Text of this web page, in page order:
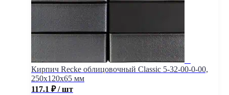
Кирпич Recke облицовочный Classic 5-32-00-0-00,
250x120x65 мм
117.1 ₽ / шт